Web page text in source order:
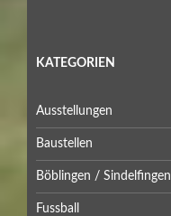
KATEGORIEN
Ausstellungen
Baustellen
Böblingen / Sindelfingen
Fussball